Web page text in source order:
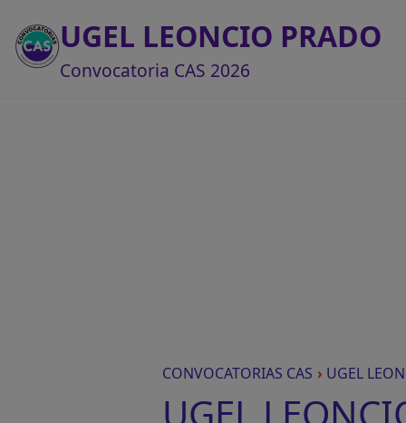
UGEL LEONCIO PRADO
Convocatoria CAS 2026
CONVOCATORIAS CAS › UGEL